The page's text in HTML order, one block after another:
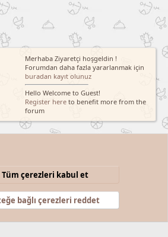
Yardım Anasayfa
Merhaba Ziyaretçi hoşgeldin !
Forumdan daha fazla yararlanmak için
buradan kayıt olunuz
Hello Welcome to Guest!
Register here to benefit more from the
forum
Tüm çerezleri kabul et
bağlı çerezleri reddet